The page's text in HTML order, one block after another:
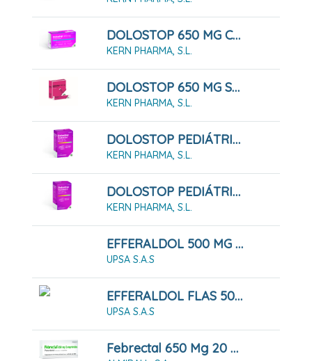
DOLOSTOP 650 MG COMPRIMIDOS , 20 Comprimidos
KERN PHARMA, S.L.
DOLOSTOP 650 MG SOLUCIÓN ORAL, 10 Sobres 10 Ml
KERN PHARMA, S.L.
DOLOSTOP PEDIÁTRICO 100 MG/ML SOLUCION ORAL , 30 Ml
KERN PHARMA, S.L.
DOLOSTOP PEDIÁTRICO 100 MG/ML SOLUCION ORAL , 60 Ml
KERN PHARMA, S.L.
EFFERALDOL 500 MG COMPRIMIDOS EFERVESCENTES
UPSA S.A.S
EFFERALDOL FLAS 500 MG 16 COMPRIMIDOS BUCODISPERSABLES
UPSA S.A.S
Febrectal 650 Mg 20 Comprimidos